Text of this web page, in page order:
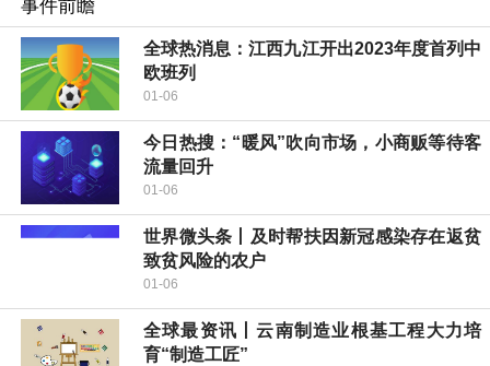
全球热消息：江西九江开出2023年度首列中
欧班列
01-06
今日热搜：“暖风”吹向市场，小商贩等待客
流量回升
01-06
世界微头条丨及时帮扶因新冠感染存在返贫
致贫风险的农户
01-06
全球最资讯丨云南制造业根基工程大力培
育“制造工匠”